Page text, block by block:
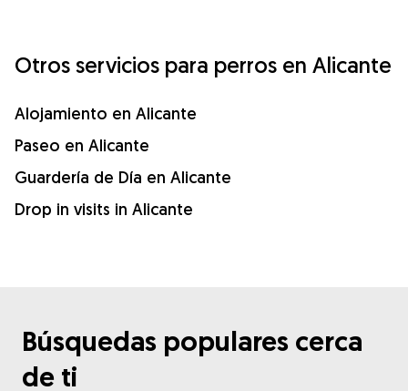
Otros servicios para perros en Alicante
Alojamiento en Alicante
Paseo en Alicante
Guardería de Día en Alicante
Drop in visits in Alicante
Búsquedas populares cerca
de ti